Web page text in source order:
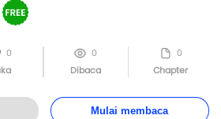
0
0
Dibaca
0
Chapter
Mulai membaca